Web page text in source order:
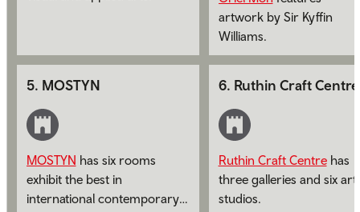
artwork by Sir Kyffin
Williams.
5. MOSTYN
MOSTYN has six rooms
exhibit the best in
international contemporary
6. Ruthin Craft Centre
Ruthin Craft Centrehas
three galleries and six
studios.